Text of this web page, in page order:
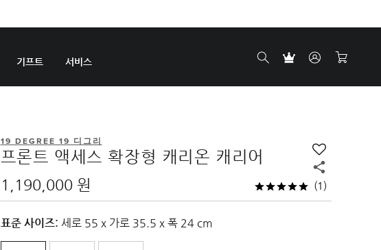
기프트 서비스
19 DEGREE 19 디그리
프론트 액세스 확장형 캐리온 캐리어
1,190,000 원 (1)
표준 사이즈: 세로 55 x 가로 35.5 x 폭 24 cm